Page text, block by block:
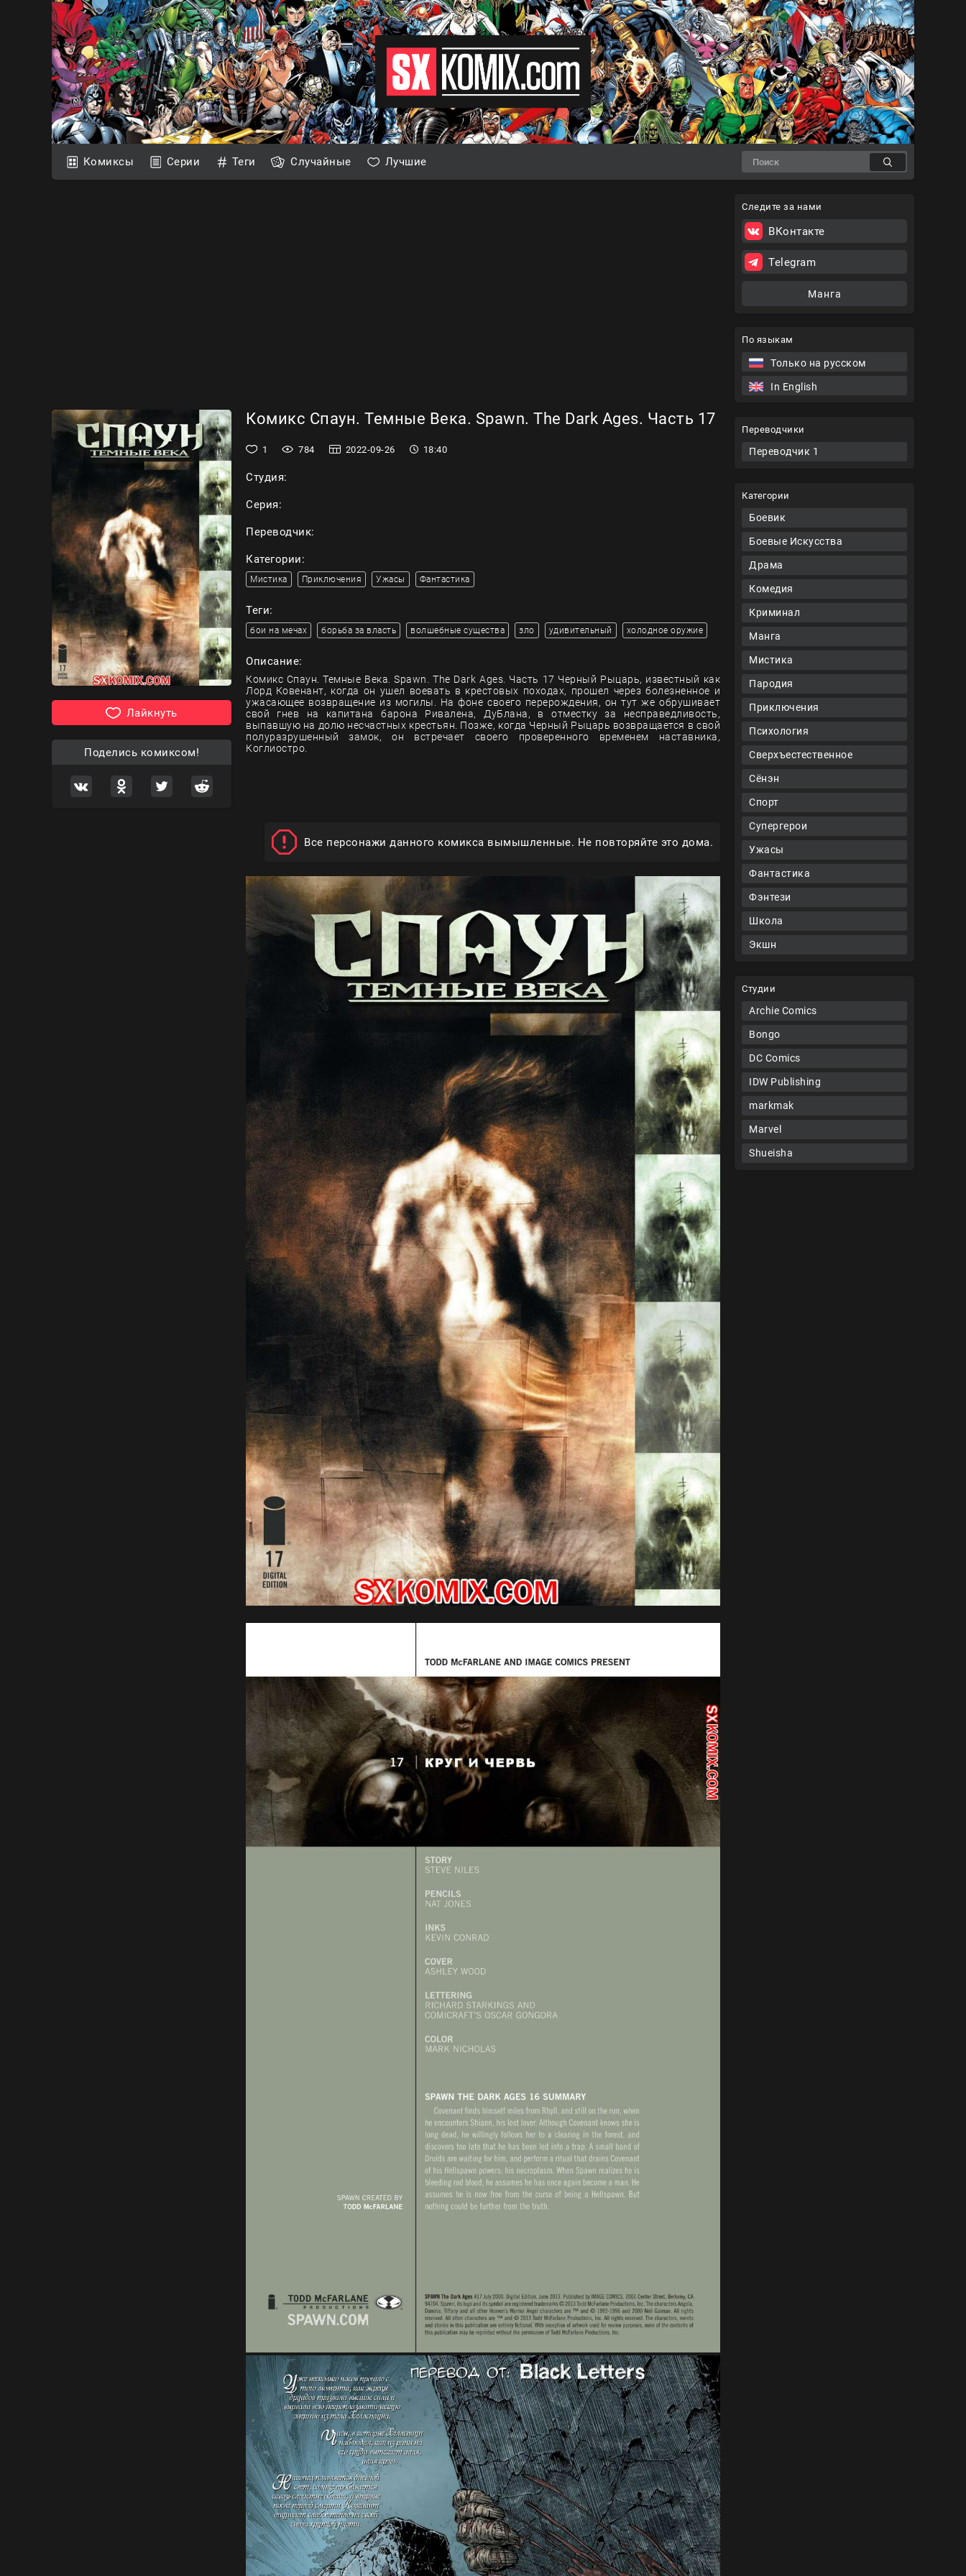
Комиксы Серии Теги Случайные Лучшие
По языкам
Только на русском
In English
Переводчики
Переводчик 1
Категории
Боевик
Боевые Искусства
Драма
Комедия
Криминал
Манга
Мистика
Пародия
Приключения
Психология
Сверхъестественное
Сёнэн
Спорт
Супергерои
Ужасы
Фантастика
Фэнтези
Школа
Экшн
Студии
Archie Comics
Bongo
DC Comics
IDW Publishing
markmak
Marvel
Shueisha
Лайкнуть
Поделись комиксом!
Комикс Спаун. Темные Века. Spawn. The Dark Ages. Часть 17
1 784 2022-09-26 18:40
Студия:
Серия:
Переводчик:
Категории:
Мистика Приключения Ужасы Фантастика
Теги:
бои на мечах борьба за власть волшебные существа зло удивительный холодное оружие
Описание:
Комикс Спаун. Темные Века. Spawn. The Dark Ages. Часть 17 Черный Рыцарь, известный как
Лорд Ковенант, когда он ушел воевать в крестовых походах, прошел через болезненное и
ужасающее возвращение из могилы. На фоне своего перерождения, он тут же обрушивает
свой гнев на капитана барона Ривалена, ДуБлана, в отместку за несправедливость,
выпавшую на долю несчастных крестьян. Позже, когда Черный Рыцарь возвращается в свой
полуразрушенный замок, он встречает своего проверенного временем наставника,
Коглиостро.
Все персонажи данного комикса вымышленные. Не повторяйте это дома.
Следите за нами
ВКонтакте
Telegram
Манга